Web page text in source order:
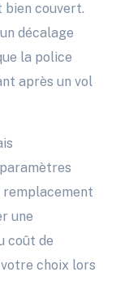
bien couvert.
décalage
la police
après un vol
une
coût de
choix lors